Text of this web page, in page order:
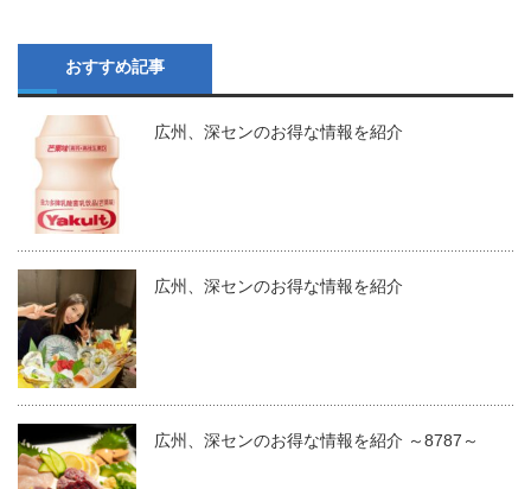
おすすめ記事
広州、深センのお得な情報を紹介
広州、深センのお得な情報を紹介
広州、深センのお得な情報を紹介 ～8787～